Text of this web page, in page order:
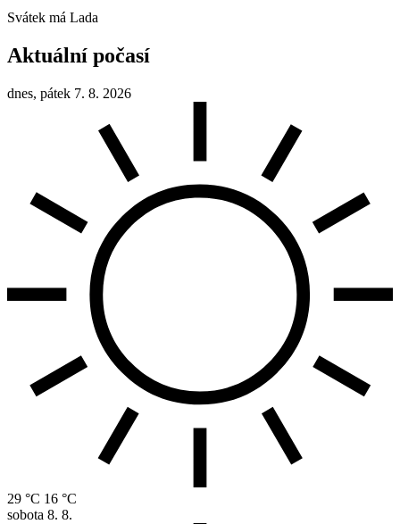
Svátek má Lada
Aktuální počasí
dnes, pátek 7. 8. 2026
29 °C 16 °C
sobota 8. 8.